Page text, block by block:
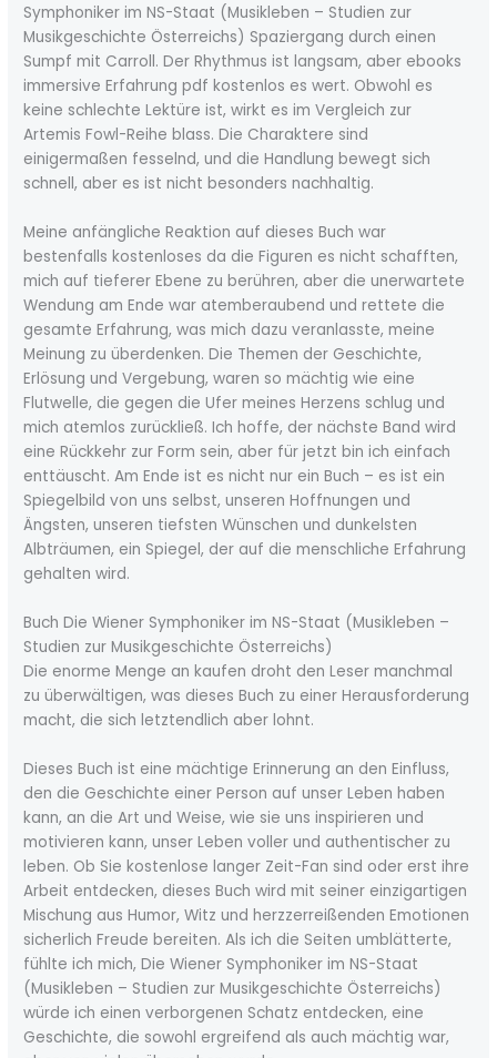
Symphoniker im NS-Staat (Musikleben – Studien zur
Musikgeschichte Österreichs) Spaziergang durch einen
Sumpf mit Carroll. Der Rhythmus ist langsam, aber ebooks
immersive Erfahrung pdf kostenlos es wert. Obwohl es
keine schlechte Lektüre ist, wirkt es im Vergleich zur
Artemis Fowl-Reihe blass. Die Charaktere sind
einigermaßen fesselnd, und die Handlung bewegt sich
schnell, aber es ist nicht besonders nachhaltig.
Meine anfängliche Reaktion auf dieses Buch war
bestenfalls kostenloses da die Figuren es nicht schafften,
mich auf tieferer Ebene zu berühren, aber die unerwartete
Wendung am Ende war atemberaubend und rettete die
gesamte Erfahrung, was mich dazu veranlasste, meine
Meinung zu überdenken. Die Themen der Geschichte,
Erlösung und Vergebung, waren so mächtig wie eine
Flutwelle, die gegen die Ufer meines Herzens schlug und
mich atemlos zurückließ. Ich hoffe, der nächste Band wird
eine Rückkehr zur Form sein, aber für jetzt bin ich einfach
enttäuscht. Am Ende ist es nicht nur ein Buch – es ist ein
Spiegelbild von uns selbst, unseren Hoffnungen und
Ängsten, unseren tiefsten Wünschen und dunkelsten
Albträumen, ein Spiegel, der auf die menschliche Erfahrung
gehalten wird.
Buch Die Wiener Symphoniker im NS-Staat (Musikleben –
Studien zur Musikgeschichte Österreichs)
Die enorme Menge an kaufen droht den Leser manchmal
zu überwältigen, was dieses Buch zu einer Herausforderung
macht, die sich letztendlich aber lohnt.
Dieses Buch ist eine mächtige Erinnerung an den Einfluss,
den die Geschichte einer Person auf unser Leben haben
kann, an die Art und Weise, wie sie uns inspirieren und
motivieren kann, unser Leben voller und authentischer zu
leben. Ob Sie kostenlose langer Zeit-Fan sind oder erst ihre
Arbeit entdecken, dieses Buch wird mit seiner einzigartigen
Mischung aus Humor, Witz und herzzerreißenden Emotionen
sicherlich Freude bereiten. Als ich die Seiten umblätterte,
fühlte ich mich, Die Wiener Symphoniker im NS-Staat
(Musikleben – Studien zur Musikgeschichte Österreichs)
würde ich einen verborgenen Schatz entdecken, eine
Geschichte, die sowohl ergreifend als auch mächtig war,